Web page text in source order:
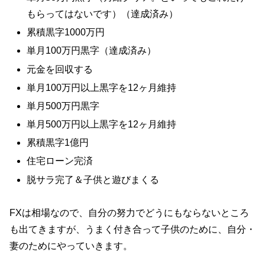
もらってはないです）（達成済み）
累積黒字1000万円
単月100万円黒字（達成済み）
元金を回収する
単月100万円以上黒字を12ヶ月維持
単月500万円黒字
単月500万円以上黒字を12ヶ月維持
累積黒字1億円
住宅ローン完済
脱サラ完了＆子供と遊びまくる
FXは相場なので、自分の努力でどうにもならないところ
も出てきますが、うまく付き合って子供のために、自分・
妻のためにやっていきます。